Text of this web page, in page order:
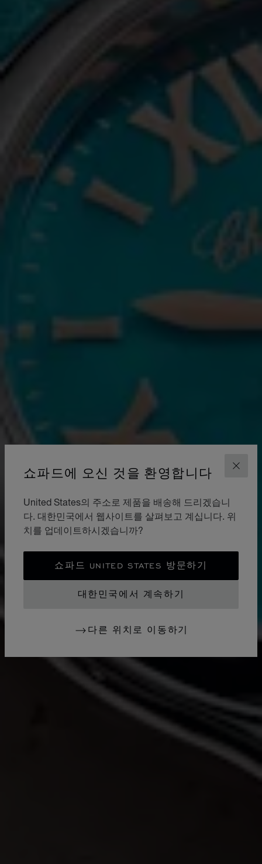
닫기
쇼파드에 오신 것을 환영합니다
United States의 주소로 제품을 배송해 드리겠습니
다. 대한민국에서 웹사이트를 살펴보고 계십니다. 위
치를 업데이트하시겠습니까?
쇼파드 UNITED STATES 방문하기
대한민국에서 계속하기
다른 위치로 이동하기